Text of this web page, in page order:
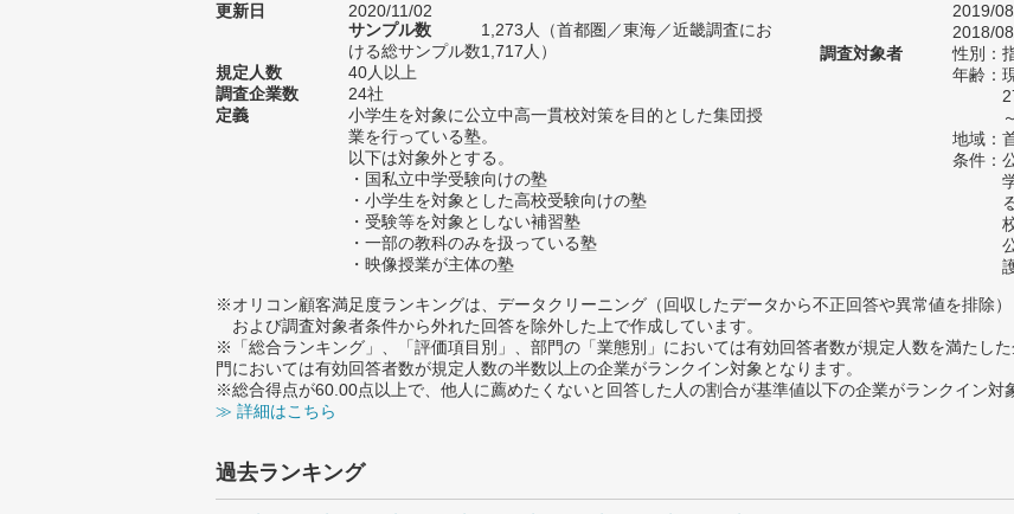
更新日
2020/11/02
サンプル数
1,273人（首都圏／東海／近畿調査にお
ける総サンプル数1,717人）
規定人数
40人以上
調査企業数
24社
定義
小学生を対象に公立中高一貫校対策を目的とした集団授
業を行っている塾。
以下は対象外とする。
・国私立中学受験向けの塾
・小学生を対象とした高校受験向けの塾
・受験等を対象としない補習塾
・一部の教科のみを扱っている塾
・映像授業が主体の塾
2019/
2018/
調査対象者
性別：
年齢：
地域：
条件：
※オリコン顧客満足度ランキングは、データクリーニング（回収したデータから不正回答や異常値を排除）
および調査対象者条件から外れた回答を除外した上で作成しています。
※「総合ランキング」、「評価項目別」、部門の「業態別」においては有効回答者数が規定人数を満たし
門においては有効回答者数が規定人数の半数以上の企業がランクイン対象となります。
※総合得点が60.00点以上で、他人に薦めたくないと回答した人の割合が基準値以下の企業がランクイン対
≫ 詳細はこちら
過去ランキング